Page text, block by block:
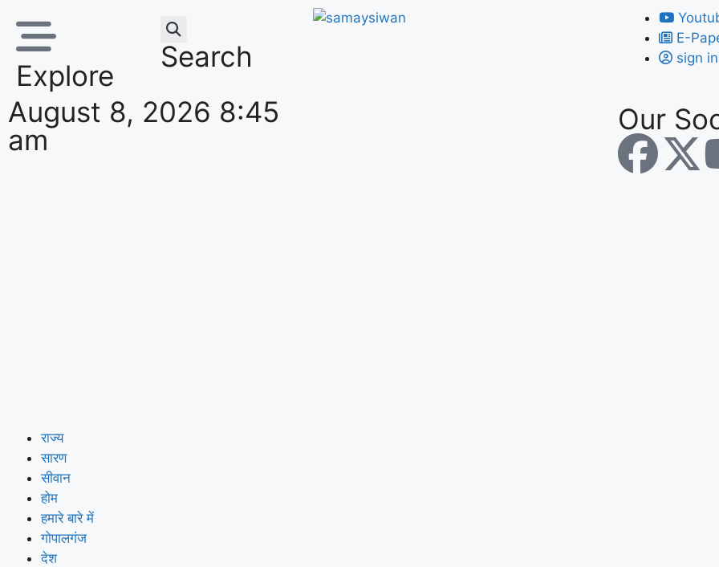
Explore
Search
August 8, 2026 8:45
am
E-
sign in
Our
राज्य
सारण
सीवान
होम
हमारे बारे में
गोपालगंज
देश